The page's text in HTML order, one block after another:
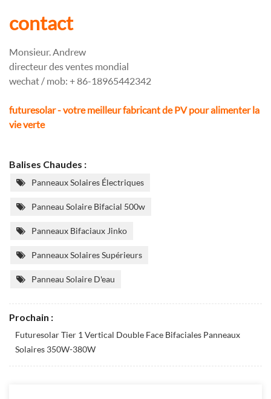
contact
Monsieur. Andrew
directeur des ventes mondial
wechat / mob: + 86-18965442342
futuresolar - votre meilleur fabricant de PV pour alimenter la
vie verte
Balises Chaudes :
Panneaux Solaires Électriques
Panneau Solaire Bifacial 500w
Panneaux Bifaciaux Jinko
Panneaux Solaires Supérieurs
Panneau Solaire D'eau
Prochain :
Futuresolar Tier 1 Vertical Double Face Bifaciales Panneaux
Solaires 350W-380W